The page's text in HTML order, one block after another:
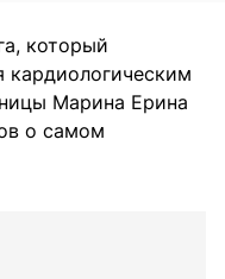
который
Марина Ерина
о самом